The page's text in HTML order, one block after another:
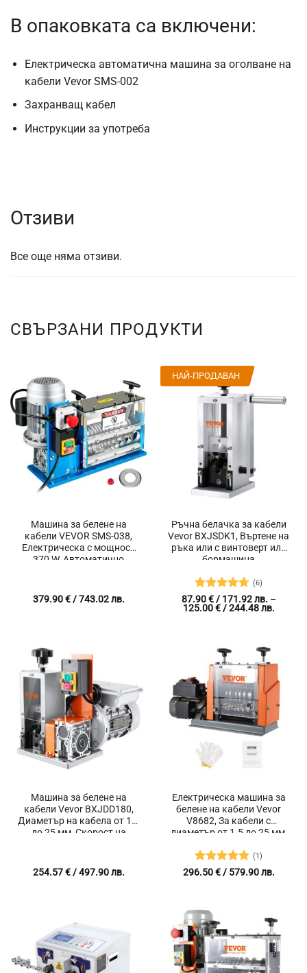
В опаковката са включени:
Електрическа автоматична машина за оголване на
кабели Vevor SMS-002
Захранващ кабел
Инструкции за употреба
Отзиви
Все още няма отзиви.
СВЪРЗАНИ ПРОДУКТИ
Машина за белене на
кабели VEVOR SMS-038,
Електрическа с мощност
370 W, Автоматично
379.90€/ 743.02 лв.
Ръчна белачка за кабели
Vevor BXJSDK1, Въртене на
ръка или с винтоверт или
бормашина
Оценено
с4.67от
(6)
87.90€/ 171.92 лв. –
125.00€/ 244.48 лв.
/
244.48
НАЙ-ПРОДАВАН
Машина за белене на
кабели Vevor BXJDD180,
Диаметър на кабела от 1.5
до 25 мм, Скорост на
254.57€/ 497.90 лв.
Електрическа машина за
белене на кабели Vevor
V8682, За кабели с
диаметър от 1.5 до 25 мм,
Оценено с
(1)
296.50€/ 579.90 лв.